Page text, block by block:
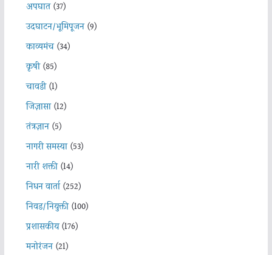
अपघात(37)
उदघाटन/भूमिपूजन(9)
काव्यमंच(34)
कृषी(85)
चावडी(1)
जिज्ञासा(12)
तंत्रज्ञान(5)
नागरी समस्या(53)
नारी शक्ती(14)
निधन वार्ता(252)
निवड/नियुक्ती(100)
प्रशासकीय(176)
मनोरंजन(21)